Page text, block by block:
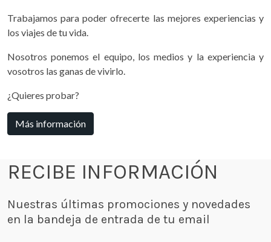
Trabajamos para poder ofrecerte las mejores experiencias y
los viajes de tu vida.
Nosotros ponemos el equipo, los medios y la experiencia y
vosotros las ganas de vivirlo.
¿Quieres probar?
Más información
RECIBE INFORMACIÓN
Nuestras últimas promociones y novedades
en la bandeja de entrada de tu email